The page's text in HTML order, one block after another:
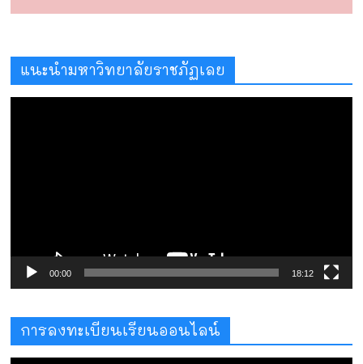
แนะนำมหาวิทยาลัยราชภัฏเลย
00:00 18:12
การลงทะเบียนเรียนออนไลน์